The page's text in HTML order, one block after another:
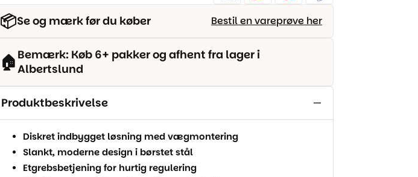
📦Se og mærk før du køber Bestil en vareprøve her
🏠 Bemærk: Køb 6+ pakker og afhent fra lager i
Albertslund
Produktbeskrivelse
Diskret indbygget løsning med vægmontering
Slankt, moderne design i børstet stål
Etgrebsbetjening for hurtig regulering